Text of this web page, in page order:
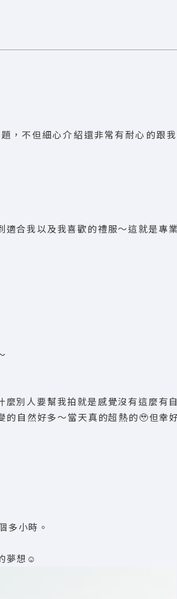
，不但細心介紹還非常有耐心的跟
合我以及我喜歡的禮服～這就是專
別人要幫我拍就是感覺沒有這麼有
自然好多～當天真的超熱的🥹但幸
多小時。
夢想☺️